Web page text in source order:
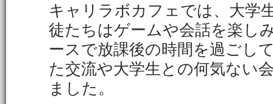
キャリラボカフェでは、大学
徒たちはゲームや会話を楽し
ースで放課後の時間を過ごし
た交流や大学生との何気ない
ました。